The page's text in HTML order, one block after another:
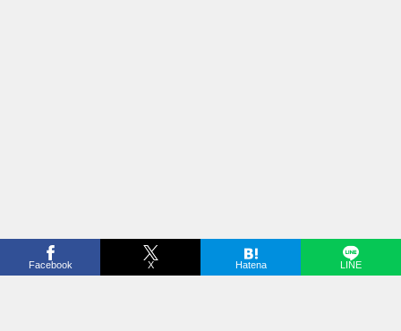
Facebook X Hatena LINE